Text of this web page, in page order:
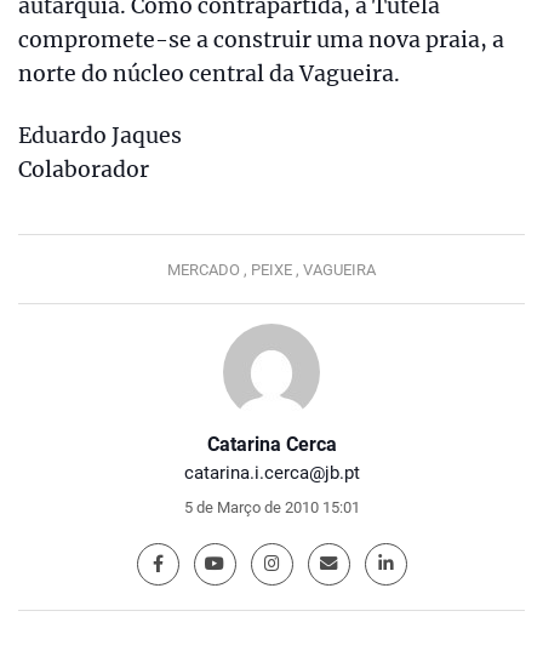
Catarina Cerca
catarina.i.cerca@jb.pt
5 de Março de 2010 15:01
autarquia. Como contrapartida, a Tutela
compromete-se a construir uma nova praia, a
norte do núcleo central da Vagueira.
Eduardo Jaques
Colaborador
MERCADO , PEIXE , VAGUEIRA